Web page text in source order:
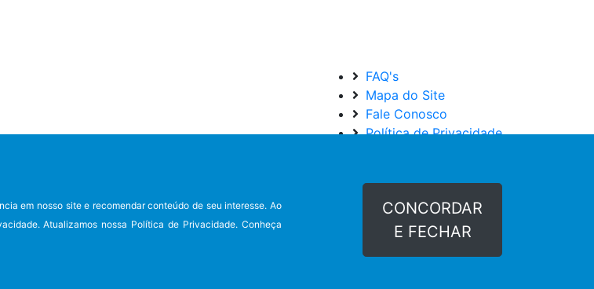
FAQ's
Mapa do Site
Fale Conosco
Política de Privacidade
em nosso site e recomendar conteúdo de seu interesse. Ao
Atualizamos nossa Política de Privacidade. Conheça
CONCORDAR
E FECHAR